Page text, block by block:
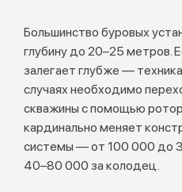
Большинство буровых
глубину до 20–25 метров.
залегает глубже —
случаях необходимо
скважины с помощью
кардинально меняет
системы — от 100 000 до
40–80 000 за колодец.